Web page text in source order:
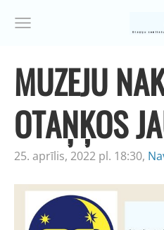
MUZEJU
OTAŅĶOS
25. aprīlis, 2022 pl. 18:30,